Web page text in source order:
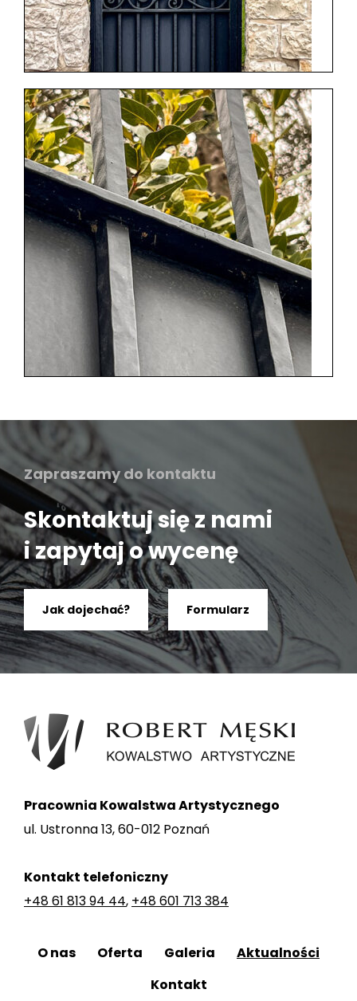
Zapraszamy do kontaktu
Skontaktuj się z nami
i zapytaj o wycenę
Jak dojechać? Formularz
Pracownia Kowalstwa Artystycznego
ul. Ustronna 13, 60-012 Poznań
Kontakt telefoniczny
+48 61 813 94 44, +48 601 713 384
O nas Oferta Galeria
Aktualności
Kontakt